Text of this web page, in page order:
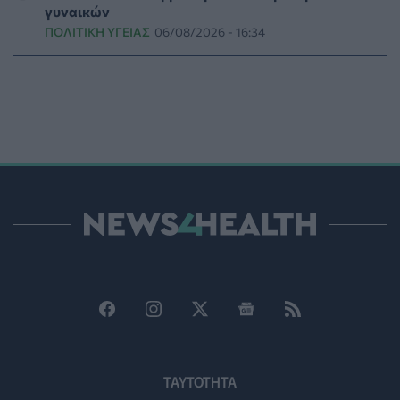
Ο ΙΣΑ συνιστά τη λήψη σχολαστικών μέτρων ατομικής
προστασίας από τον ιό του Δυτικού Νείλου
ρίχνουν φως στις "φιλίες" μεταξύ διαφορετικών ειδών
Σισμανογλείου στις πρωινές εφημερίες της Αττικής
Ηλεκτρικά πατίνια: 3,5 φορές μεγαλύτερος ο κίνδυνος
σοβαρής εγκεφαλικής κάκωσης
γυναικών
ΠΟΛΙΤΙΚΉ ΥΓΕΊΑΣ 06/08/2026 - 16:34
ΤΑΥΤΟΤΗΤΑ